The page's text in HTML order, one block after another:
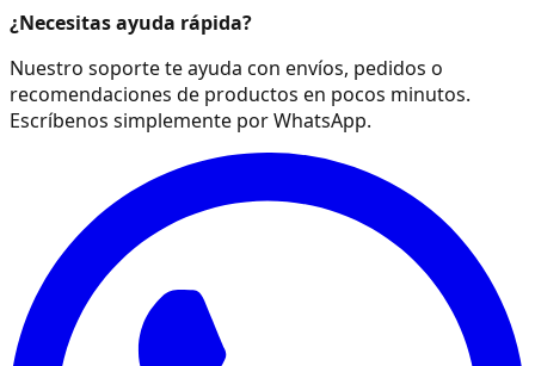
¿Necesitas ayuda rápida?
Nuestro soporte te ayuda con envíos, pedidos o
recomendaciones de productos en pocos minutos.
Escríbenos simplemente por WhatsApp.